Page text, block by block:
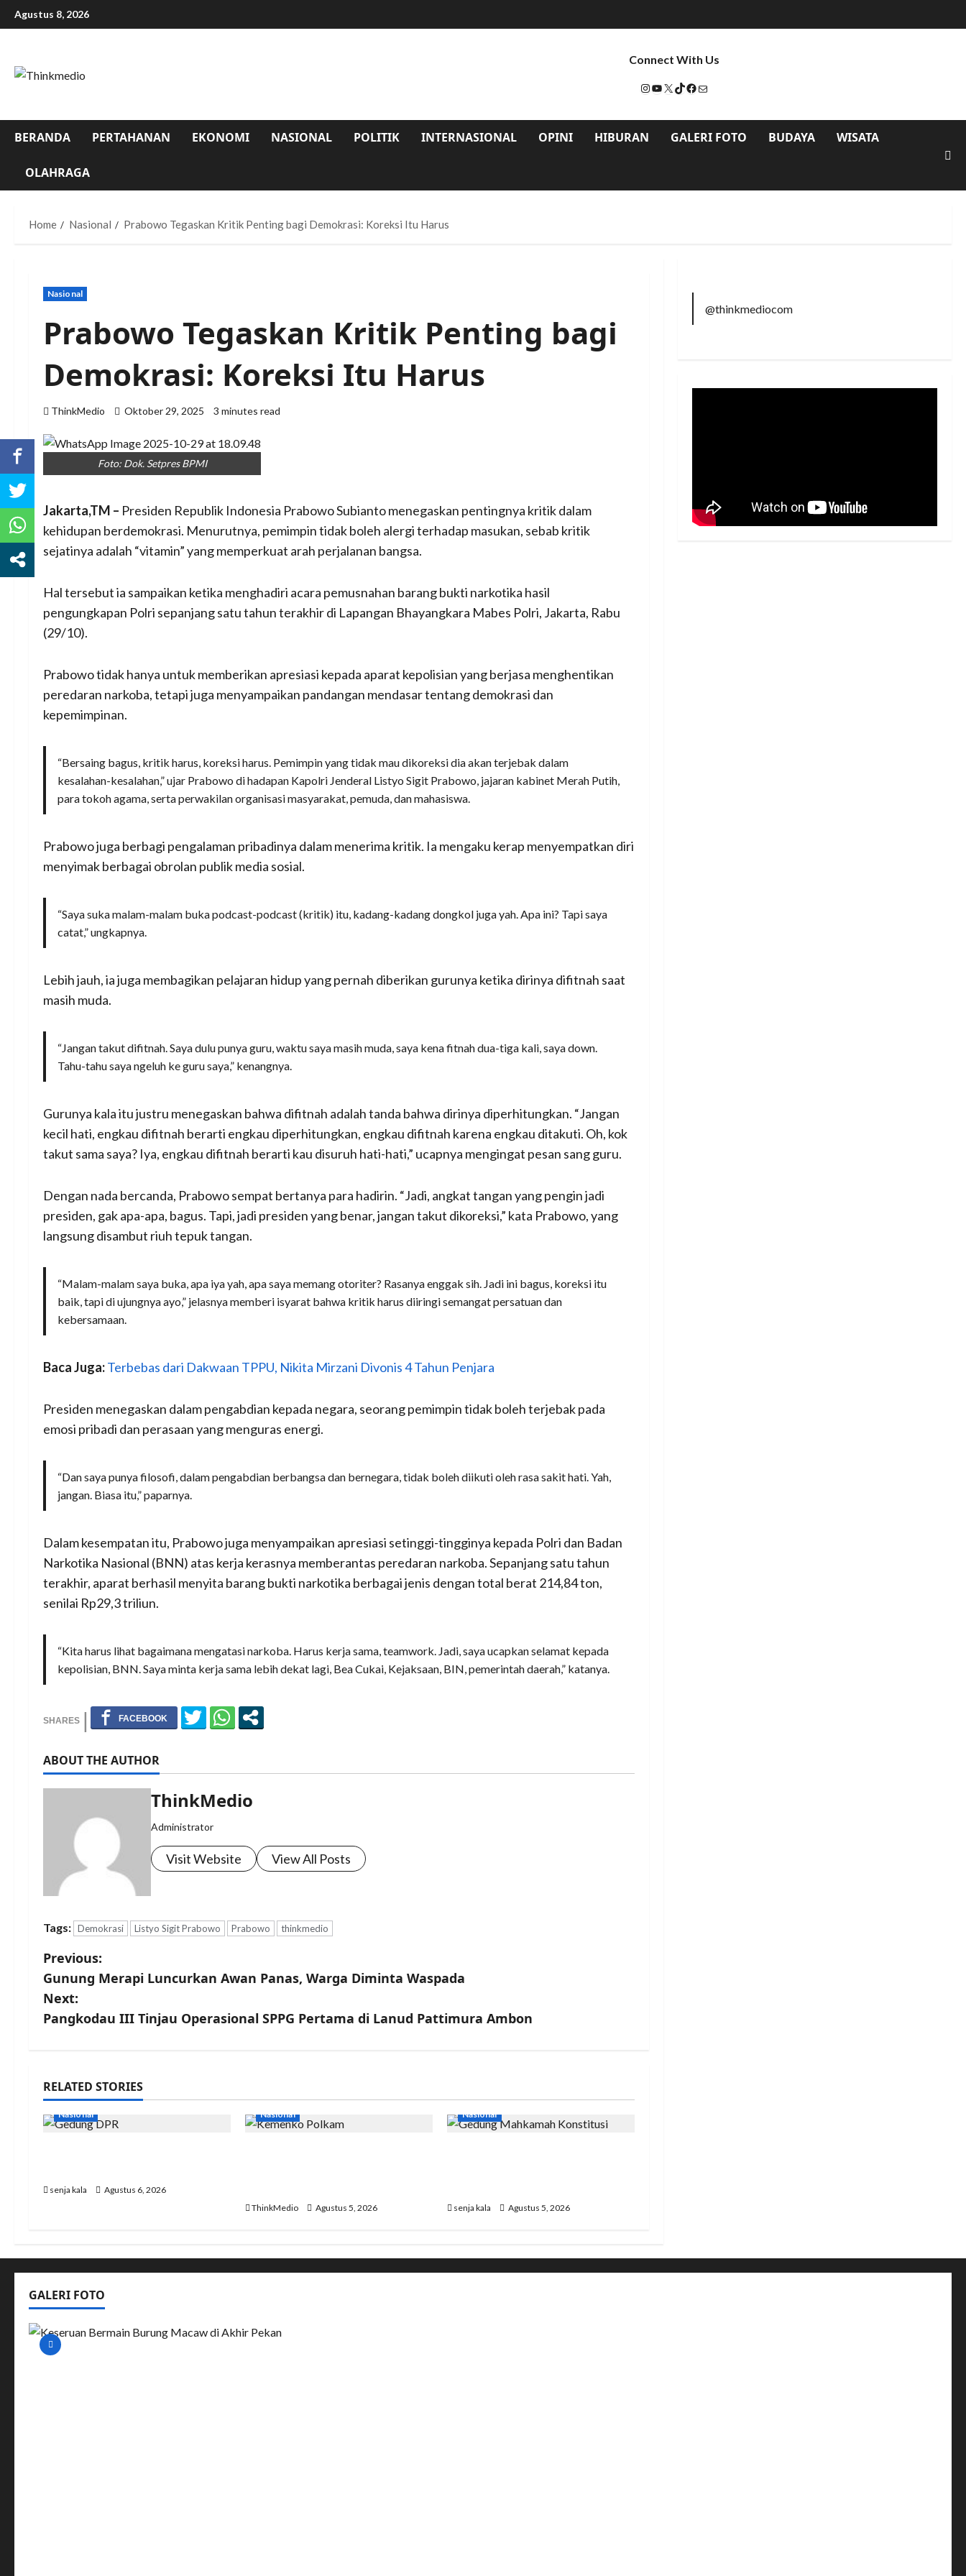
Agustus 8, 2026
Connect With Us
BERANDA PERTAHANAN EKONOMI NASIONAL POLITIK INTERNASIONAL OPINI HIBURAN GALERI FOTO BUDAYA WISATA
OLAHRAGA
Home Nasional Prabowo Tegaskan Kritik Penting bagi Demokrasi: Koreksi Itu Harus
Nasional
Prabowo Tegaskan Kritik Penting bagi
Demokrasi: Koreksi Itu Harus
ThinkMedio Oktober 29, 2025 3 minutes read
Foto: Dok. Setpres BPMI
Jakarta,TM – Presiden Republik Indonesia Prabowo Subianto menegaskan pentingnya kritik dalam
kehidupan berdemokrasi. Menurutnya, pemimpin tidak boleh alergi terhadap masukan, sebab kritik
sejatinya adalah “vitamin” yang memperkuat arah perjalanan bangsa.
Hal tersebut ia sampaikan ketika menghadiri acara pemusnahan barang bukti narkotika hasil
pengungkapan Polri sepanjang satu tahun terakhir di Lapangan Bhayangkara Mabes Polri, Jakarta, Rabu
(29/10).
Prabowo tidak hanya untuk memberikan apresiasi kepada aparat kepolisian yang berjasa menghentikan
peredaran narkoba, tetapi juga menyampaikan pandangan mendasar tentang demokrasi dan
kepemimpinan.
“Bersaing bagus, kritik harus, koreksi harus. Pemimpin yang tidak mau dikoreksi dia akan terjebak dalam
kesalahan-kesalahan,” ujar Prabowo di hadapan Kapolri Jenderal Listyo Sigit Prabowo, jajaran kabinet Merah Putih,
para tokoh agama, serta perwakilan organisasi masyarakat, pemuda, dan mahasiswa.
Prabowo juga berbagi pengalaman pribadinya dalam menerima kritik. Ia mengaku kerap menyempatkan diri
menyimak berbagai obrolan publik media sosial.
“Saya suka malam-malam buka podcast-podcast (kritik) itu, kadang-kadang dongkol juga yah. Apa ini? Tapi saya
catat,” ungkapnya.
Lebih jauh, ia juga membagikan pelajaran hidup yang pernah diberikan gurunya ketika dirinya difitnah saat
masih muda.
“Jangan takut difitnah. Saya dulu punya guru, waktu saya masih muda, saya kena fitnah dua-tiga kali, saya down.
Tahu-tahu saya ngeluh ke guru saya,” kenangnya.
Gurunya kala itu justru menegaskan bahwa difitnah adalah tanda bahwa dirinya diperhitungkan. “Jangan
kecil hati, engkau difitnah berarti engkau diperhitungkan, engkau difitnah karena engkau ditakuti. Oh, kok
takut sama saya? Iya, engkau difitnah berarti kau disuruh hati-hati,” ucapnya mengingat pesan sang guru.
Dengan nada bercanda, Prabowo sempat bertanya para hadirin. “Jadi, angkat tangan yang pengin jadi
presiden, gak apa-apa, bagus. Tapi, jadi presiden yang benar, jangan takut dikoreksi,” kata Prabowo, yang
langsung disambut riuh tepuk tangan.
“Malam-malam saya buka, apa iya yah, apa saya memang otoriter? Rasanya enggak sih. Jadi ini bagus, koreksi itu
baik, tapi di ujungnya ayo,” jelasnya memberi isyarat bahwa kritik harus diiringi semangat persatuan dan
kebersamaan.
Baca Juga:Terbebas dari Dakwaan TPPU, Nikita Mirzani Divonis 4 Tahun Penjara
Presiden menegaskan dalam pengabdian kepada negara, seorang pemimpin tidak boleh terjebak pada
emosi pribadi dan perasaan yang menguras energi.
“Dan saya punya filosofi, dalam pengabdian berbangsa dan bernegara, tidak boleh diikuti oleh rasa sakit hati. Yah,
jangan. Biasa itu,” paparnya.
Dalam kesempatan itu, Prabowo juga menyampaikan apresiasi setinggi-tingginya kepada Polri dan Badan
Narkotika Nasional (BNN) atas kerja kerasnya memberantas peredaran narkoba. Sepanjang satu tahun
terakhir, aparat berhasil menyita barang bukti narkotika berbagai jenis dengan total berat 214,84 ton,
senilai Rp29,3 triliun.
“Kita harus lihat bagaimana mengatasi narkoba. Harus kerja sama, teamwork. Jadi, saya ucapkan selamat kepada
kepolisian, BNN. Saya minta kerja sama lebih dekat lagi, Bea Cukai, Kejaksaan, BIN, pemerintah daerah,” katanya.
ABOUT THE AUTHOR
ThinkMedio
Administrator
Visit Website View All Posts
Tags: Demokrasi Listyo Sigit Prabowo Prabowo thinkmedio
Previous:
Gunung Merapi Luncurkan Awan Panas, Warga Diminta Waspada
Next:
Pangkodau III Tinjau Operasional SPPG Pertama di Lanud Pattimura Ambon
RELATED STORIES
Nasional
senja kala Agustus 6, 2026
Nasional
ThinkMedio Agustus 5, 2026
Nasional
senja kala Agustus 5, 2026
@thinkmediocom
GALERI FOTO